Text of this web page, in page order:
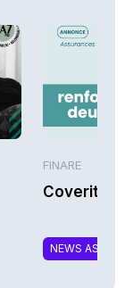
FINARE
Coverity
NEWS